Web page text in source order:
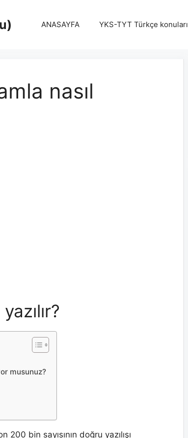
ANASAYFA YKS-TYT Türkçe konuları
nasıl
musunuz?
200 bin sayısının doğru yazılışı